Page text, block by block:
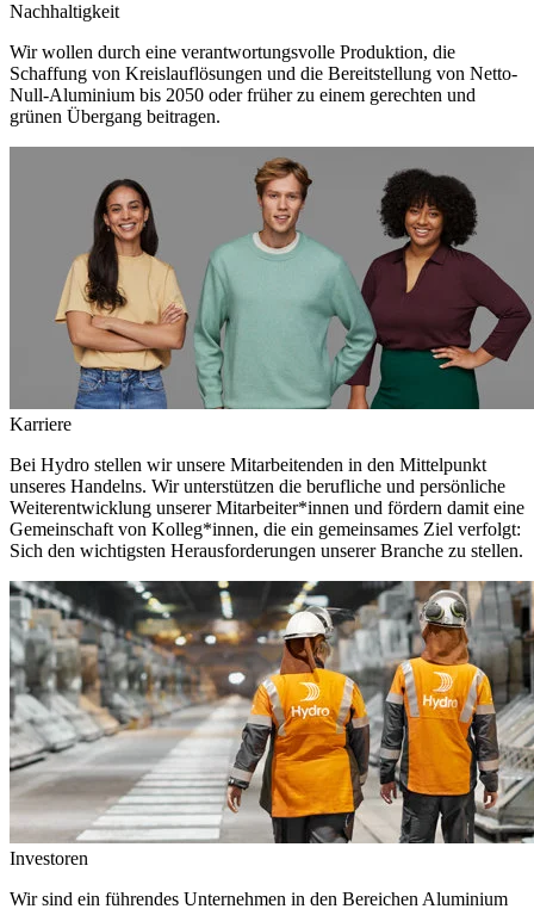
Nachhaltigkeit
Wir wollen durch eine verantwortungsvolle Produktion, die
Schaffung von Kreislauflösungen und die Bereitstellung von Netto-
Null-Aluminium bis 2050 oder früher zu einem gerechten und
grünen Übergang beitragen.
Karriere
Bei Hydro stellen wir unsere Mitarbeitenden in den Mittelpunkt
unseres Handelns. Wir unterstützen die berufliche und persönliche
Weiterentwicklung unserer Mitarbeiter*innen und fördern damit eine
Gemeinschaft von Kolleg*innen, die ein gemeinsames Ziel verfolgt:
Sich den wichtigsten Herausforderungen unserer Branche zu stellen.
Investoren
Wir sind ein führendes Unternehmen in den Bereichen Aluminium